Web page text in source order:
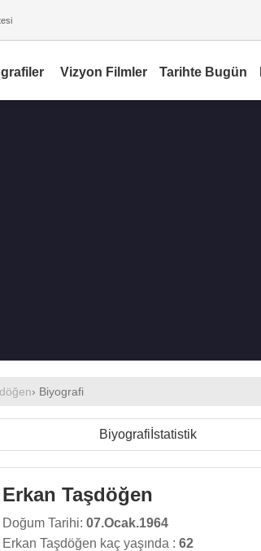
Vizyon Filmler Tarihte Bugün
› Biyografi
Biyografi İstatistik
Erkan Taşdöğen
Doğum Tarihi: 07.Ocak.1964
Erkan Taşdöğen kaç yaşında : 62